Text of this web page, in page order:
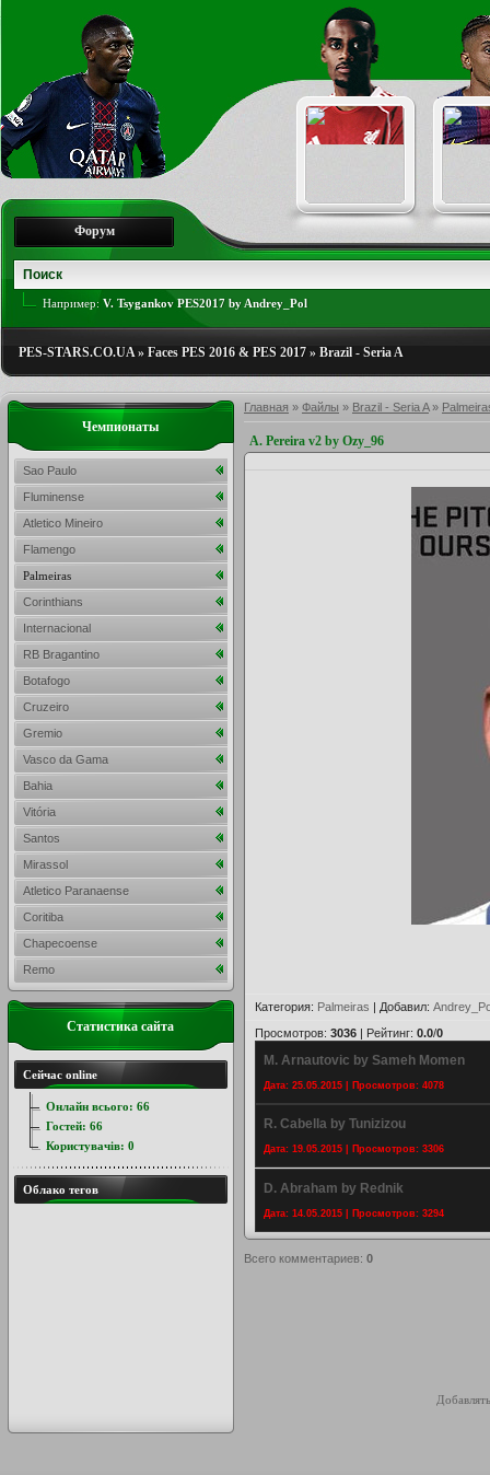
Форум
Например: V. Tsygankov PES2017 by Andrey_Pol
PES-STARS.CO.UA» Faces PES 2016 & PES 2017 » Brazil - Seria A
Главная » Файлы » Brazil - Seria A»
A. Pereira v2 by Ozy_96
Категория: Palmeiras | Добавил:
Просмотров: 3036 | Рейтинг: 0.0/0
M. Arnautovic by Sameh Momen
Дата: 25.05.2015 | Просмотров: 4078
R. Cabella by Tunizizou
Дата: 19.05.2015 | Просмотров: 3306
D. Abraham by Rednik
Дата: 14.05.2015 | Просмотров: 3294
Всего комментариев: 0
Чемпионаты
Sao Paulo
Fluminense
Atletico Mineiro
Flamengo
Palmeiras
Corinthians
Internacional
RB Bragantino
Botafogo
Cruzeiro
Gremio
Vasco da Gama
Bahia
Vitória
Santos
Mirassol
Atletico Paranaense
Coritiba
Chapecoense
Remo
Статистика сайта
Сейчас online
Онлайн всього: 66
Гостей: 66
Користувачів: 0
Облако тегов